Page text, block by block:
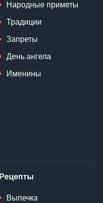
Народные приметы
Традиции
Запреты
День ангела
Именины
Рецепты
Выпечка